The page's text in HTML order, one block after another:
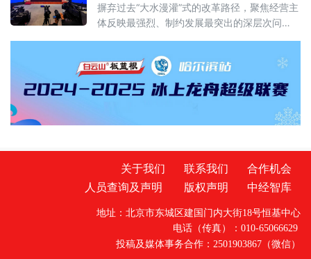
摒弃过去“大水漫灌”式的改革路径，聚焦经营主
体反映最强烈、制约发展最突出的深层次问
措”提升环境“软实力”，将新疆打造为各类经营
主体近悦远来的热土。
关于我们 联系我们
合作机会
人员查询及声明
版权声明 中经智库
地址：北京市东城区建国门内大街18号恒基中心
电话（传真）：010-65066629
投稿及媒体事务合作：2501903867（微信）